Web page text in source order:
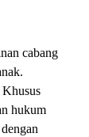
cabang
Khusus
hukum